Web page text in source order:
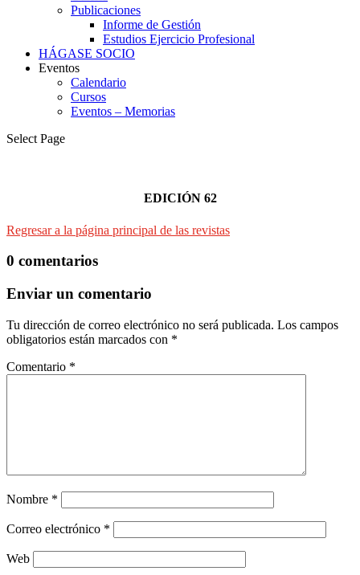
Publicaciones
Informe de Gestión
Estudios Ejercicio Profesional
HÁGASE SOCIO
Eventos
Calendario
Cursos
Eventos – Memorias
Select Page
EDICIÓN 62
Regresar a la página principal de las revistas
0 comentarios
Enviar un comentario
Tu dirección de correo electrónico no será publicada. Los campos
obligatorios están marcados con *
Comentario *
Nombre *
Correo electrónico *
Web